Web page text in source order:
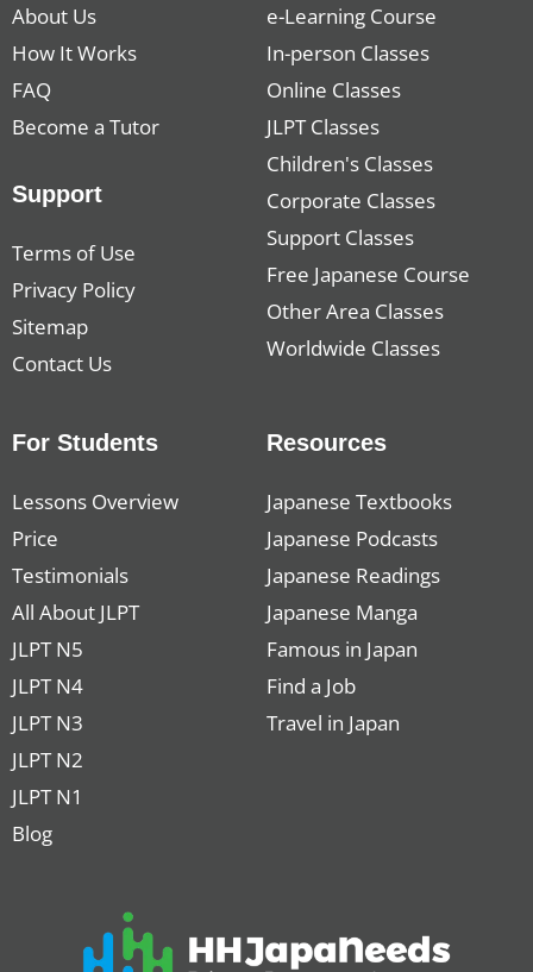
About Us
How It Works
FAQ
Become a Tutor
Support
Terms of Use
Privacy Policy
Sitemap
Contact Us
e-Learning Course
In-person Classes
Online Classes
JLPT Classes
Children's Classes
Corporate Classes
Support Classes
Free Japanese Course
Other Area Classes
Worldwide Classes
For Students
Lessons Overview
Price
Testimonials
All About JLPT
JLPT N5
JLPT N4
JLPT N3
JLPT N2
JLPT N1
Blog
Resources
Japanese Textbooks
Japanese Podcasts
Japanese Readings
Japanese Manga
Famous in Japan
Find a Job
Travel in Japan